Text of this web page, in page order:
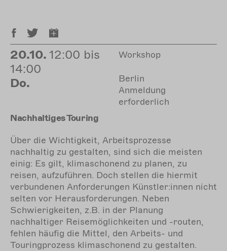
20.10. 12:00 bis
14:00
Do.
Workshop
Berlin
Anmeldung
erforderlich
Nachhaltiges Touring
Über die Wichtigkeit, Arbeitsprozesse
nachhaltig zu gestalten, sind sich die meisten
einig: Es gilt, klimaschonend zu planen, zu
reisen, aufzuführen. Doch stellen die hiermit
verbundenen Anforderungen Künstler:innen nicht
selten vor Herausforderungen. Neben
Schwierigkeiten, z.B. in der Planung
nachhaltiger Reisemöglichkeiten und -routen,
fehlen häufig die Mittel, den Arbeits- und
Touringprozess klimaschonend zu gestalten.